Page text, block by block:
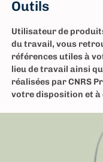
Outils
Utilisateur de
du travail, vous
références utiles à
lieu de travail ainsi
réalisées par CNRS
votre disposition et